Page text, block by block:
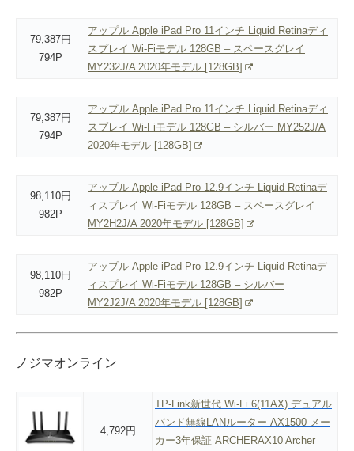
79,387円
794P
アップル Apple iPad Pro 11インチ Liquid Retinaディ
スプレイ Wi-Fiモデル 128GB – スペースグレイ
MY232J/A 2020年モデル [128GB]
79,387円
794P
アップル Apple iPad Pro 11インチ Liquid Retinaディ
スプレイ Wi-Fiモデル 128GB – シルバー MY252J/A
2020年モデル [128GB]
98,110円
982P
アップル Apple iPad Pro 12.9インチ Liquid Retinaデ
ィスプレイ Wi-Fiモデル 128GB – スペースグレイ
MY2H2J/A 2020年モデル [128GB]
98,110円
982P
アップル Apple iPad Pro 12.9インチ Liquid Retinaデ
ィスプレイ Wi-Fiモデル 128GB – シルバー
MY2J2J/A 2020年モデル [128GB]
ノジマオンライン
4,792円
TP-Link新世代 Wi-Fi 6(11AX) デュアル
バンド無線LANルーター AX1500 メー
カー3年保証 ARCHERAX10 Archer